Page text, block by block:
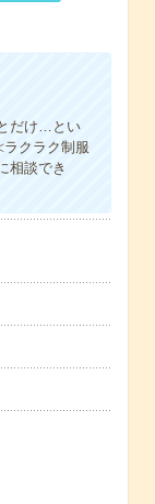
だけ…とい
クラク制服
相談でき